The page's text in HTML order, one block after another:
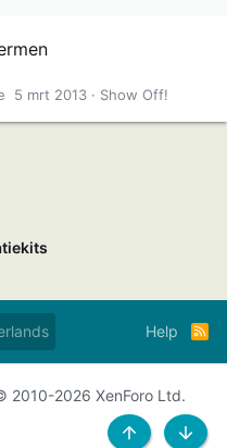
Show Off!
5 mrt 2013
Help
R
s
2010-2026 XenForo Ltd.
NAAR BOVEN